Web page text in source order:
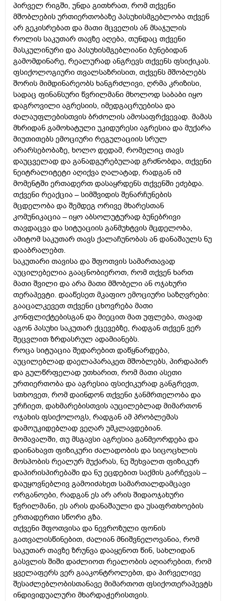
პირველ რიგში, უნდა გითხრათ, რომ თქვენი
მშობლების ურთიერთობაზე პასუხისმგებლობა თქვენ
არ გეკისრებათ და მათი მცველის ან მსაჯულის
როლის საკუთარ თავზე აღება, თუნდაც თქვენი
მასკულინური და პასუხისმგებლიანი ბუნებიდან
გამომდინარე, რეალურად ანგრევს თქვენს ფსიქიკას.
ფსიქოლოგიური თვალსაზრისით, თქვენს მშობლებს
შორის მიმდინარეობს ხანგრძლივი, ღრმა კრიზისი,
სადაც ფინანსური წვრილმანი მხოლოდ საბაბი იყო
დაგროვილი აგრესიის, იმედგაცრუებისა და
ძალაუფლებისთვის ბრძოლის ამოსაფრქვევად. მამას
მხრიდან გამოხატული უკიდურესი აგრესია და მუქარა
მიუთითებს ემოციური რეგულაციის სრულ
არარსებობაზე, ხოლო დედამ, რომელიც თავს
დაუცველად და განადგურებულად გრძნობდა, თქვენი
ნეიტრალიტეტი აღიქვა ღალატად, რადგან იმ
მომენტში ერთადერთ დასაყრდენს თქვენში ეძებდა.
თქვენი რეაქცია – სიმშვიდის შენარჩუნების
მცდელობა და შემდეგ ორივე მხარესთან
კომუნიკაცია – იყო აბსოლუტურად ბუნებრივი
თავდაცვა და სიტუაციის განმუხტვის მცდელობა,
ამიტომ საკუთარ თავს ქალაჩუნობას ან დანაშაულს ნუ
დააბრალებთ.
საკუთარი თავისა და შფოთვის სამართავად
აუცილებელია გააცნობიეროთ, რომ თქვენ ხართ
მათი შვილი და არა მათი მშობელი ან ოჯახური
თერაპევტი. დააწესეთ მკაფიო ემოციური საზღვრები:
გააცალკევეთ თქვენი ცხოვრება მათი
კონფლიქტებისგან და მიეცით მათ უფლება, თავად
აგონ პასუხი საკუთარ ქცევებზე, რადგან თქვენ ვერ
შეცვლით ზრდასრულ ადამიანებს.
როცა სიტუაცია შედარებით დაწყნარდება,
აუცილებლად დაელაპარაკეთ მშობლებს, პირდაპირ
და გულწრფელად უთხარით, რომ მათი ასეთი
ურთიერთობა და აგრესია ფსიქიკურად განგრევთ,
სთხოვეთ, რომ დაინდონ თქვენი ჯანმრთელობა და
ურჩიეთ, დახმარებისთვის აუცილებლად მიმართონ
ოჯახის ფსიქოლოგს, რადგან ამ პრობლემას
დამოუკიდებლად ვეღარ უმკლავდებიან.
მომავალში, თუ მსგავსი აგრესია განმეორდება და
დაინახავთ ფიზიკური ძალადობის და სიცოცხლის
მოსპობის რეალურ მუქარას, ნუ შეხვალთ ფიზიკურ
დაპირისპირებაში და ნუ ეცდებით საქმის გარჩევას –
დაუყოვნებლივ გამოიძახეთ სამართალდამცავი
ორგანოები, რადგან ეს არ არის შიდაოჯახური
წვრილმანი, ეს არის დანაშაული და უსაფრთხოების
ერთადერთი სწორი გზა.
თქვენი შფოთვისა და ნევროზული ფონის
გათვალისწინებით, ძალიან მნიშვნელოვანია, რომ
საკუთარ თავზე ზრუნვა დააყენოთ წინ, სახლიდან
გასვლის შიში დაძლიოთ რეალობის აღიარებით, რომ
ყველაფერს ვერ გააკონტროლებთ, და პირველივე
შესაძლებლობისთანავე მიმართოთ ფსიქოთერაპევტს
ინდივიდუალური მხარდაჭერისთვის.